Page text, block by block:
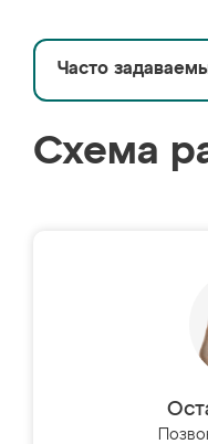
Часто
Схема